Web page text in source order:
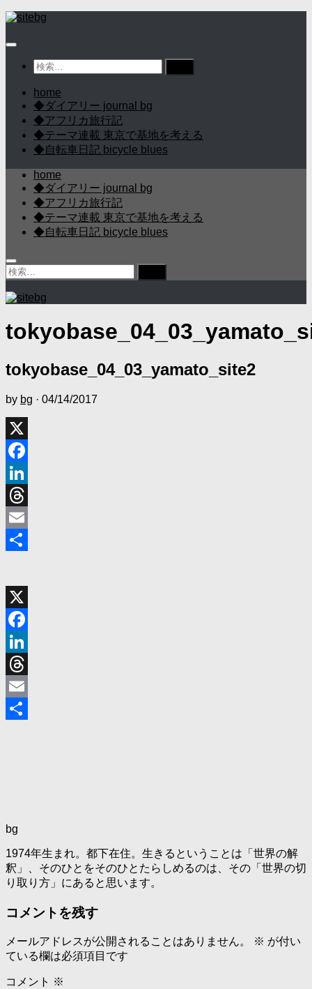
コ
テ
検
home
◆ダイアリー journal bg
◆アフリカ旅行記
◆テーマ連載 東京で基地を考える
◆自転車日記 bicycle blues
home
◆ダイアリー journal bg
◆アフリカ旅行記
◆テーマ連載 東京で基地を考える
◆自転車日記 bicycle blues
検
索:
tokyobase_04_03_yamato_site2
by bg · 04/14/2017
X
Facebook
LinkedIn
Threads
Email
有
X
Facebook
LinkedIn
Threads
Email
bg
1974年生まれ。都下在住。生きるということは「世界の解
釈」、そのひとをそのひとたらしめるのは、その「世界の切
り取り方」にあると思います。
コメントを残す
メールアドレスが公開されることはありません。 ※ が付い
ている欄は必須項目です
コメント ※